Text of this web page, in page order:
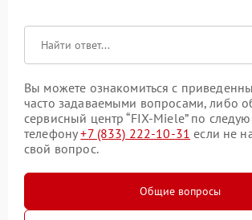
Вы можете ознакомиться с
часто задаваемыми вопросами, либо
сервисный центр “FIX-Miele” по
телефону+7 (833) 222-10-31 если не
свой вопрос.
Общие вопросы